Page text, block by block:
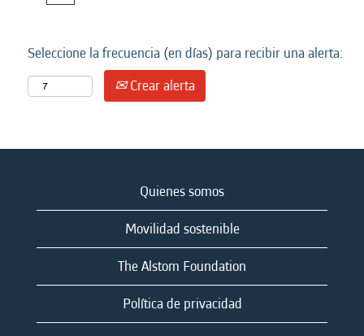
Seleccione la frecuencia (en días) para recibir una alerta:
Crear alerta
Quienes somos
Movilidad sostenible
The Alstom Foundation
Política de privacidad